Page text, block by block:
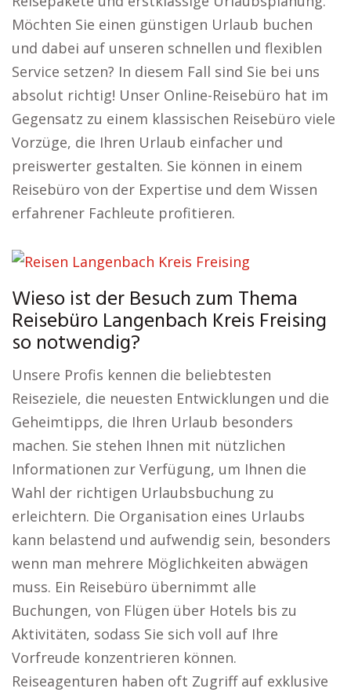
Möchten Sie einen günstigen Urlaub buchen
und dabei auf unseren schnellen und flexiblen
Service setzen? In diesem Fall sind Sie bei uns
absolut richtig! Unser Online-Reisebüro hat im
Gegensatz zu einem klassischen Reisebüro viele
Vorzüge, die Ihren Urlaub einfacher und
preiswerter gestalten. Sie können in einem
Reisebüro von der Expertise und dem Wissen
erfahrener Fachleute profitieren.
Wieso ist der Besuch zum Thema
Reisebüro Langenbach Kreis Freising
so notwendig?
Unsere Profis kennen die beliebtesten
Reiseziele, die neuesten Entwicklungen und die
Geheimtipps, die Ihren Urlaub besonders
machen. Sie stehen Ihnen mit nützlichen
Informationen zur Verfügung, um Ihnen die
Wahl der richtigen Urlaubsbuchung zu
erleichtern. Die Organisation eines Urlaubs
kann belastend und aufwendig sein, besonders
wenn man mehrere Möglichkeiten abwägen
muss. Ein Reisebüro übernimmt alle
Buchungen, von Flügen über Hotels bis zu
Aktivitäten, sodass Sie sich voll auf Ihre
Vorfreude konzentrieren können.
Reiseagenturen haben oft Zugriff auf exklusive